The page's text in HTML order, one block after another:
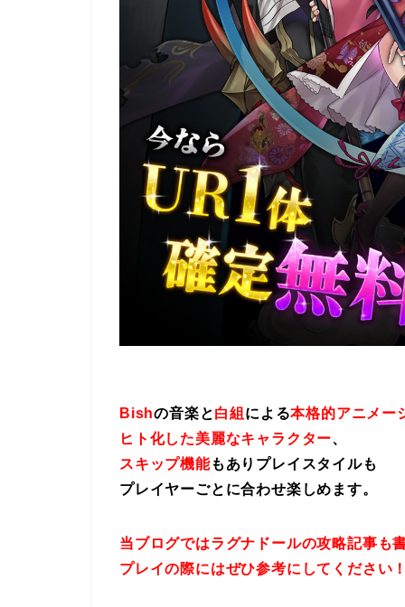
Bishの音楽と白組 による本格的アニメー
ヒト化した美麗なキャラクター、
スキップ機能もありプレイスタイルも
プレイヤーごとに合わせ楽しめます。
当ブログではラグナドールの攻略記事も
プレイの際にはぜひ参考にしてください